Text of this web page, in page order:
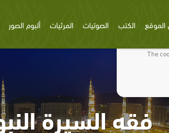
We use
The
الكتب الصوتيات المرئيات ألبوم الصور
فقه السيرة